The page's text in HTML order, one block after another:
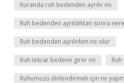
Kuranda ruh bedenden ayrılır mı
Ruh bedenden ayrıldıktan sonra
Ruh bedenden ayrılırken ne olur
Ruh tekrar bedene girer mi
Ruhumuzu dinlendirmek için ne